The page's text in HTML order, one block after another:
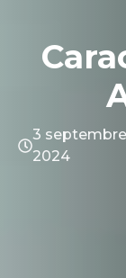
3 septembre
2024